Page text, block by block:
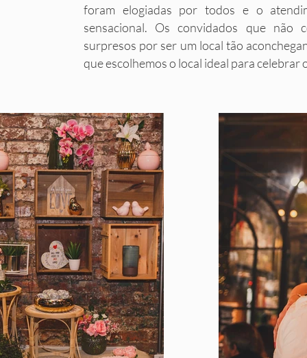
foram elogiadas por todos e o
sensacional. Os convidados que não
surpresos por ser um local tão
que escolhemos o local ideal para celebrar